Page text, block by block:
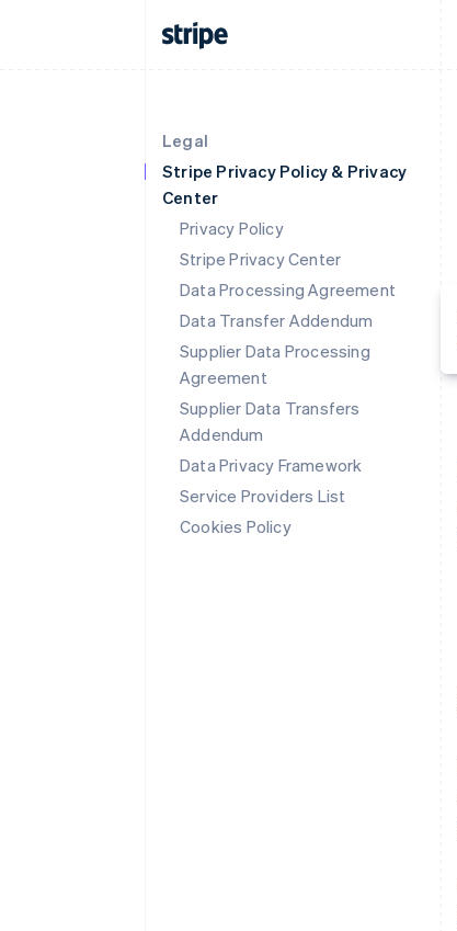
Legal
Stripe Privacy Policy & Privacy
Center
Privacy Policy
Stripe Privacy Center
Data Processing Agreement
Data Transfer Addendum
Supplier Data Processing
Agreement
Supplier Data Transfers
Addendum
Data Privacy Framework
Service Providers List
Cookies Policy